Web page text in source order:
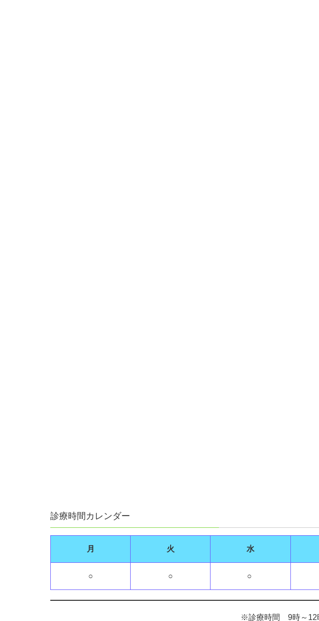
診療時間カレンダー
月 火 水
○ ○ ○
※診療時間 9時～12